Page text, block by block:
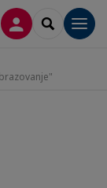
PRIJAVASEARCH